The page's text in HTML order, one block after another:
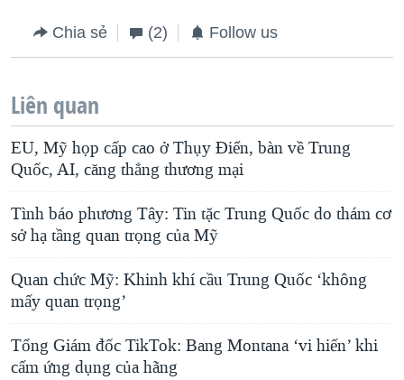
Chia sẻ (2) Follow us
Liên quan
EU, Mỹ họp cấp cao ở Thụy Điển, bàn về Trung
Quốc, AI, căng thẳng thương mại
Tình báo phương Tây: Tin tặc Trung Quốc do thám cơ
sở hạ tầng quan trọng của Mỹ
Quan chức Mỹ: Khinh khí cầu Trung Quốc ‘không
mấy quan trọng’
Tổng Giám đốc TikTok: Bang Montana ‘vi hiến’ khi
cấm ứng dụng của hãng